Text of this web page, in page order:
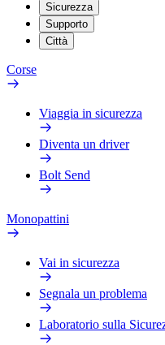
Sicurezza
Supporto
Città
Corse
Viaggia in sicurezza
Diventa un driver
Bolt Send
Monopattini
Vai in sicurezza
Segnala un problema
Laboratorio sulla